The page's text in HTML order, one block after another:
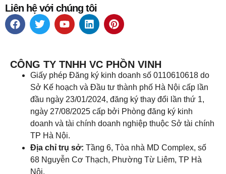
Liên hệ với chúng tôi
CÔNG TY TNHH VC PHỒN VINH
Giấy phép Đăng ký kinh doanh số 0110610618 do
Sở Kế hoạch và Đầu tư thành phố Hà Nội cấp lần
đầu ngày 23/01/2024, đăng ký thay đổi lần thứ 1,
ngày 27/08/2025 cấp bởi Phòng đăng ký kinh
doanh và tài chính doanh nghiệp thuộc Sở tài chính
TP Hà Nội.
Địa chỉ trụ sở: Tầng 6, Tòa nhà MD Complex, số
68 Nguyễn Cơ Thạch, Phường Từ Liêm, TP Hà
Nội.